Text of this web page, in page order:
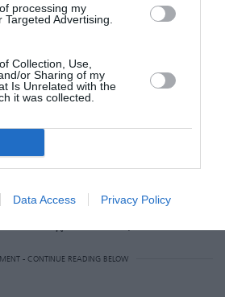
processing my
Advertising.
Collection, Use,
or Sharing of my
Is Unrelated with the
it was collected.
Data Access Privacy Policy
Τα μακριά μαλλιά
τα κοντά, με αποτέλεσμα
πλάτη σας. Το νέο
επίσης τυχόν ψαλίδα ή
στα τελειώματα, οπότε
πιο υγιή και γεμάτα.
κι άλλη έμπνευση πριν
στο κομμωτήριο,εδώθα
- CONTINUE READING BELOW